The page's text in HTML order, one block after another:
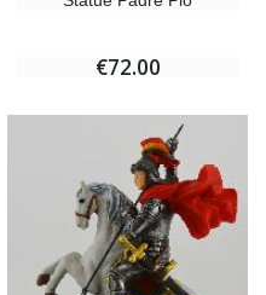
€72.00